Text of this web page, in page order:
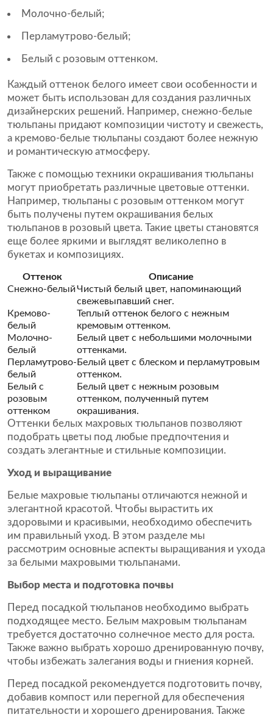
Молочно-белый;
Перламутрово-белый;
Белый с розовым оттенком.
Каждый оттенок белого имеет свои особенности и
может быть использован для создания различных
дизайнерских решений. Например, снежно-белые
тюльпаны придают композиции чистоту и свежесть,
а кремово-белые тюльпаны создают более нежную
и романтическую атмосферу.
Также с помощью техники окрашивания тюльпаны
могут приобретать различные цветовые оттенки.
Например, тюльпаны с розовым оттенком могут
быть получены путем окрашивания белых
тюльпанов в розовый цвета. Такие цветы становятся
еще более яркими и выглядят великолепно в
букетах и композициях.
Оттенок
Описание
Снежно-белыйЧистый белый цвет, напоминающий
свежевыпавший снег.
Кремово-
белый
Теплый оттенок белого с нежным
кремовым оттенком.
Молочно-
белый
Белый цвет с небольшими молочными
оттенками.
Перламутрово-
белый
Белый цвет с блеском и перламутровым
оттенком.
Белый с
розовым
оттенком
Белый цвет с нежным розовым
оттенком, полученный путем
окрашивания.
Оттенки белых махровых тюльпанов позволяют
подобрать цветы под любые предпочтения и
создать элегантные и стильные композиции.
Уход и выращивание
Белые махровые тюльпаны отличаются нежной и
элегантной красотой. Чтобы вырастить их
здоровыми и красивыми, необходимо обеспечить
им правильный уход. В этом разделе мы
рассмотрим основные аспекты выращивания и ухода
за белыми махровыми тюльпанами.
Выбор места и подготовка почвы
Перед посадкой тюльпанов необходимо выбрать
подходящее место. Белым махровым тюльпанам
требуется достаточно солнечное место для роста.
Также важно выбрать хорошо дренированную почву,
чтобы избежать залегания воды и гниения корней.
Перед посадкой рекомендуется подготовить почву,
добавив компост или перегной для обеспечения
питательности и хорошего дренирования. Также